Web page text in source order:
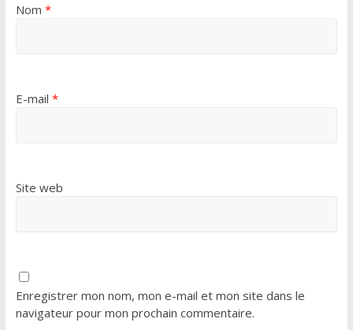
Nom *
E-mail *
Site web
Enregistrer mon nom, mon e-mail et mon site dans le
navigateur pour mon prochain commentaire.